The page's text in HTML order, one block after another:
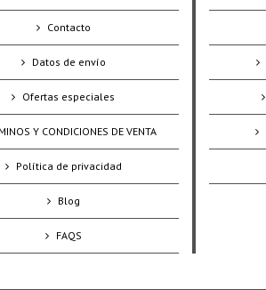
Contacto
Datos de envío
Ofertas especiales
Y CONDICIONES DE VENTA
Política de privacidad
Blog
FAQS